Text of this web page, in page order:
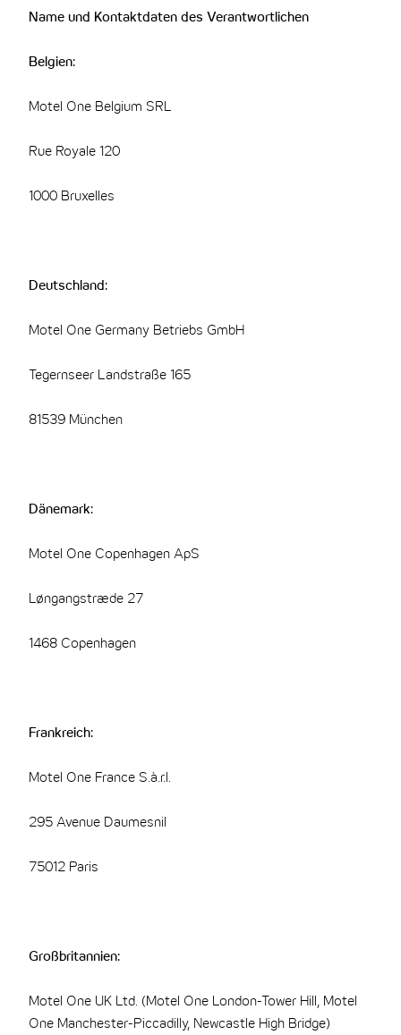
Name und Kontaktdaten des Verantwortlichen
Belgien:
Motel One Belgium SRL
Rue Royale 120
1000 Bruxelles
Deutschland:
Motel One Germany Betriebs GmbH
Tegernseer Landstraße 165
81539 München
Dänemark:
Motel One Copenhagen ApS
Løngangstræde 27
1468 Copenhagen
Frankreich:
Motel One France S.à.r.l.
295 Avenue Daumesnil
75012 Paris
Großbritannien:
Motel One UK Ltd. (Motel One London-Tower Hill, Motel
One Manchester-Piccadilly, Newcastle High Bridge)